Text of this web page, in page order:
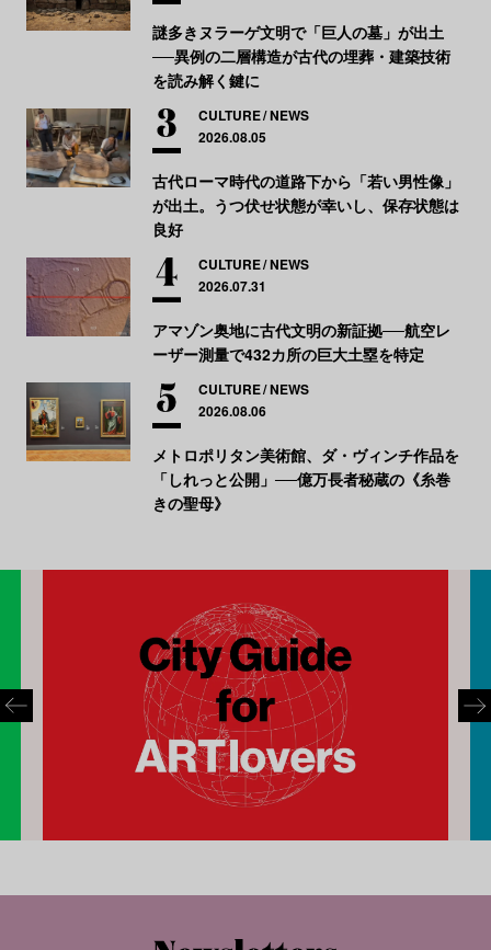
謎多きヌラーゲ文明で「巨人の墓」が出土
──異例の二層構造が古代の埋葬・建築技術
を読み解く鍵に
CULTURE NEWS
2026.08.05
古代ローマ時代の道路下から「若い男性像」
が出土。うつ伏せ状態が幸いし、保存状態は
良好
CULTURE NEWS
2026.07.31
アマゾン奥地に古代文明の新証拠──航空レ
ーザー測量で432カ所の巨大土塁を特定
CULTURE NEWS
2026.08.06
メトロポリタン美術館、ダ・ヴィンチ作品を
「しれっと公開」──億万長者秘蔵の《糸巻
きの聖母》